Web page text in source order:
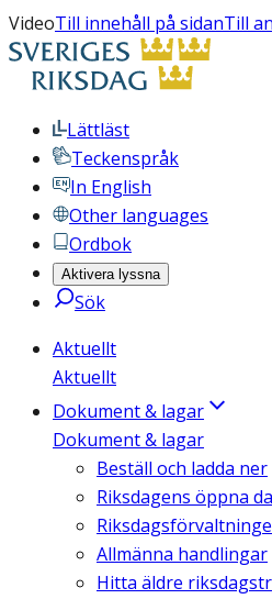
VideoTill innehåll på sidanTill
Lättläst
Teckenspråk
In English
Other languages
Ordbok
Aktivera lyssna
Sök
Aktuellt
Aktuellt
Dokument & lagar
Dokument & lagar
Beställ och ladda ner
Riksdagens öppna
Allmänna handlingar
Hitta äldre